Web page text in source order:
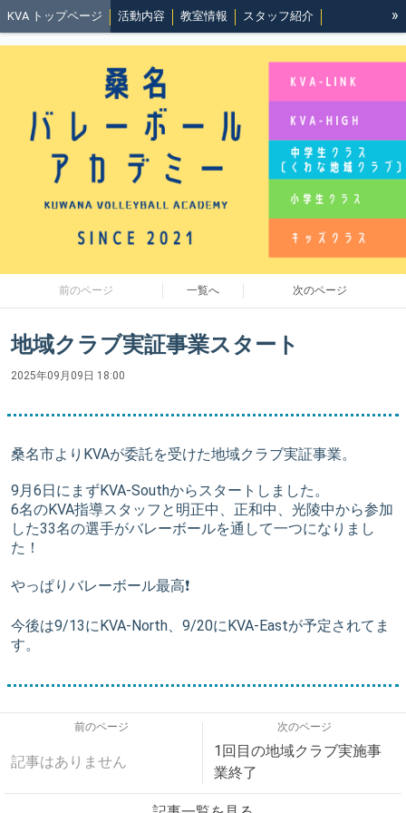
KVA トップページ 活動内容 教室情報 スタッフ紹介
KVA-LINK KVA-High 沿革と理念 規約 地域クラブ活動
北勢バレーボール協会事務局
»
前のページ 一覧へ 次のページ
地域クラブ実証事業スタート
2025年09月09日 18:00
桑名市よりKVAが委託を受けた地域クラブ実証事業。
9月6日にまずKVA-Southからスタートしました。
6名のKVA指導スタッフと明正中、正和中、光陵中から参加
した33名の選手がバレーボールを通して一つになりまし
た！
やっぱりバレーボール最高❗️
今後は9/13にKVA-North、9/20にKVA-Eastが予定されてま
す。
前のページ
記事はありません
次のページ
1回目の地域クラブ実施事
業終了